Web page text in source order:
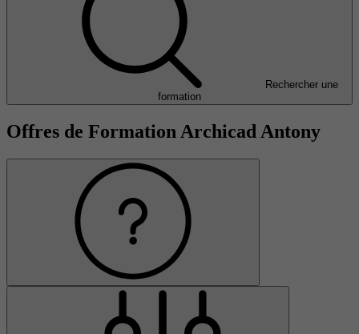
Rechercher une
formation
Offres de Formation Archicad Antony